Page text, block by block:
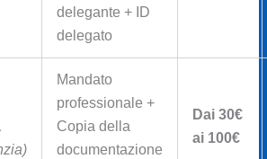
delegante + ID
delegato
Mandato
professionale +
Copia della
documentazione
Dai 30€
ai 100€